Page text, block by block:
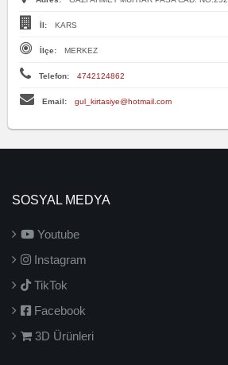
İl: KARS
İlçe: MERKEZ
Telefon: 4742124862
Email: gul_kirtasiye@hotmail.com
SOSYAL MEDYA
Youtube
Instagram
TikTok
Facebook
3D Ürünleri